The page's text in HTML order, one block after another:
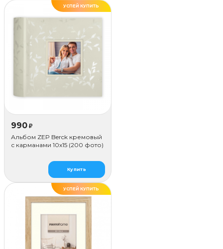
УСПЕЙ КУПИТЬ
990 ₽
Альбом ZEP Berck кремовый
с карманами 10x15 (200 фото)
Купить
УСПЕЙ КУПИТЬ